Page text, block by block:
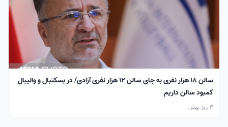
سالن ۱۸ هزار نفری به جای سالن ۱۲ هزار نفری آزادی/ در بسکتبال و والیبال
کمبود سالن داریم
3 روز پیش